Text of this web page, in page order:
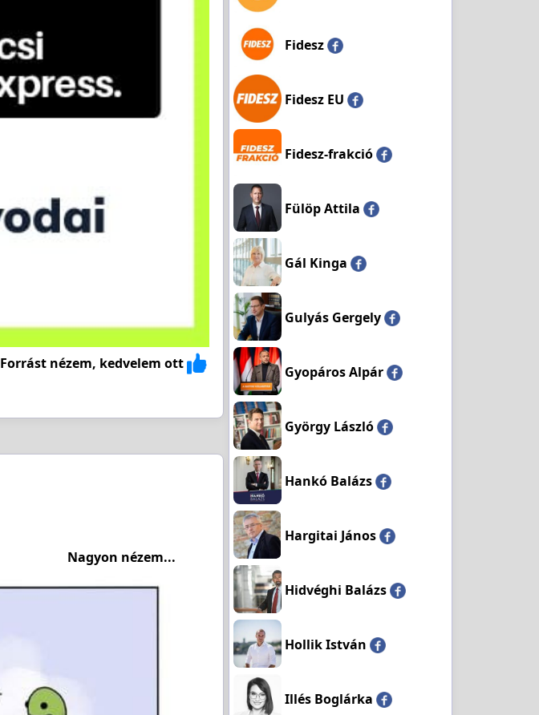
Forrást nézem, kedvelem ott
Nagyon nézem...
Fidesz
Fidesz EU
Fidesz-frakció
Fülöp Attila
Gál Kinga
Gulyás Gergely
Gyopáros Alpár
György László
Hankó Balázs
Hargitai János
Hidvéghi Balázs
Hollik István
Illés Boglárka